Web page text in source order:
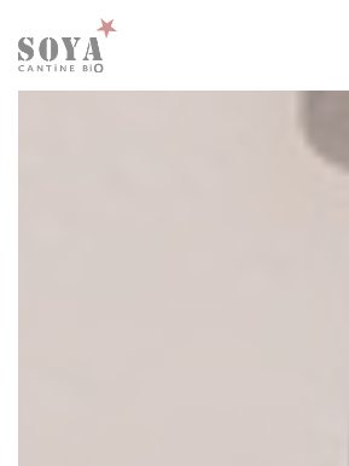
Personnalisation de vos choix en matière